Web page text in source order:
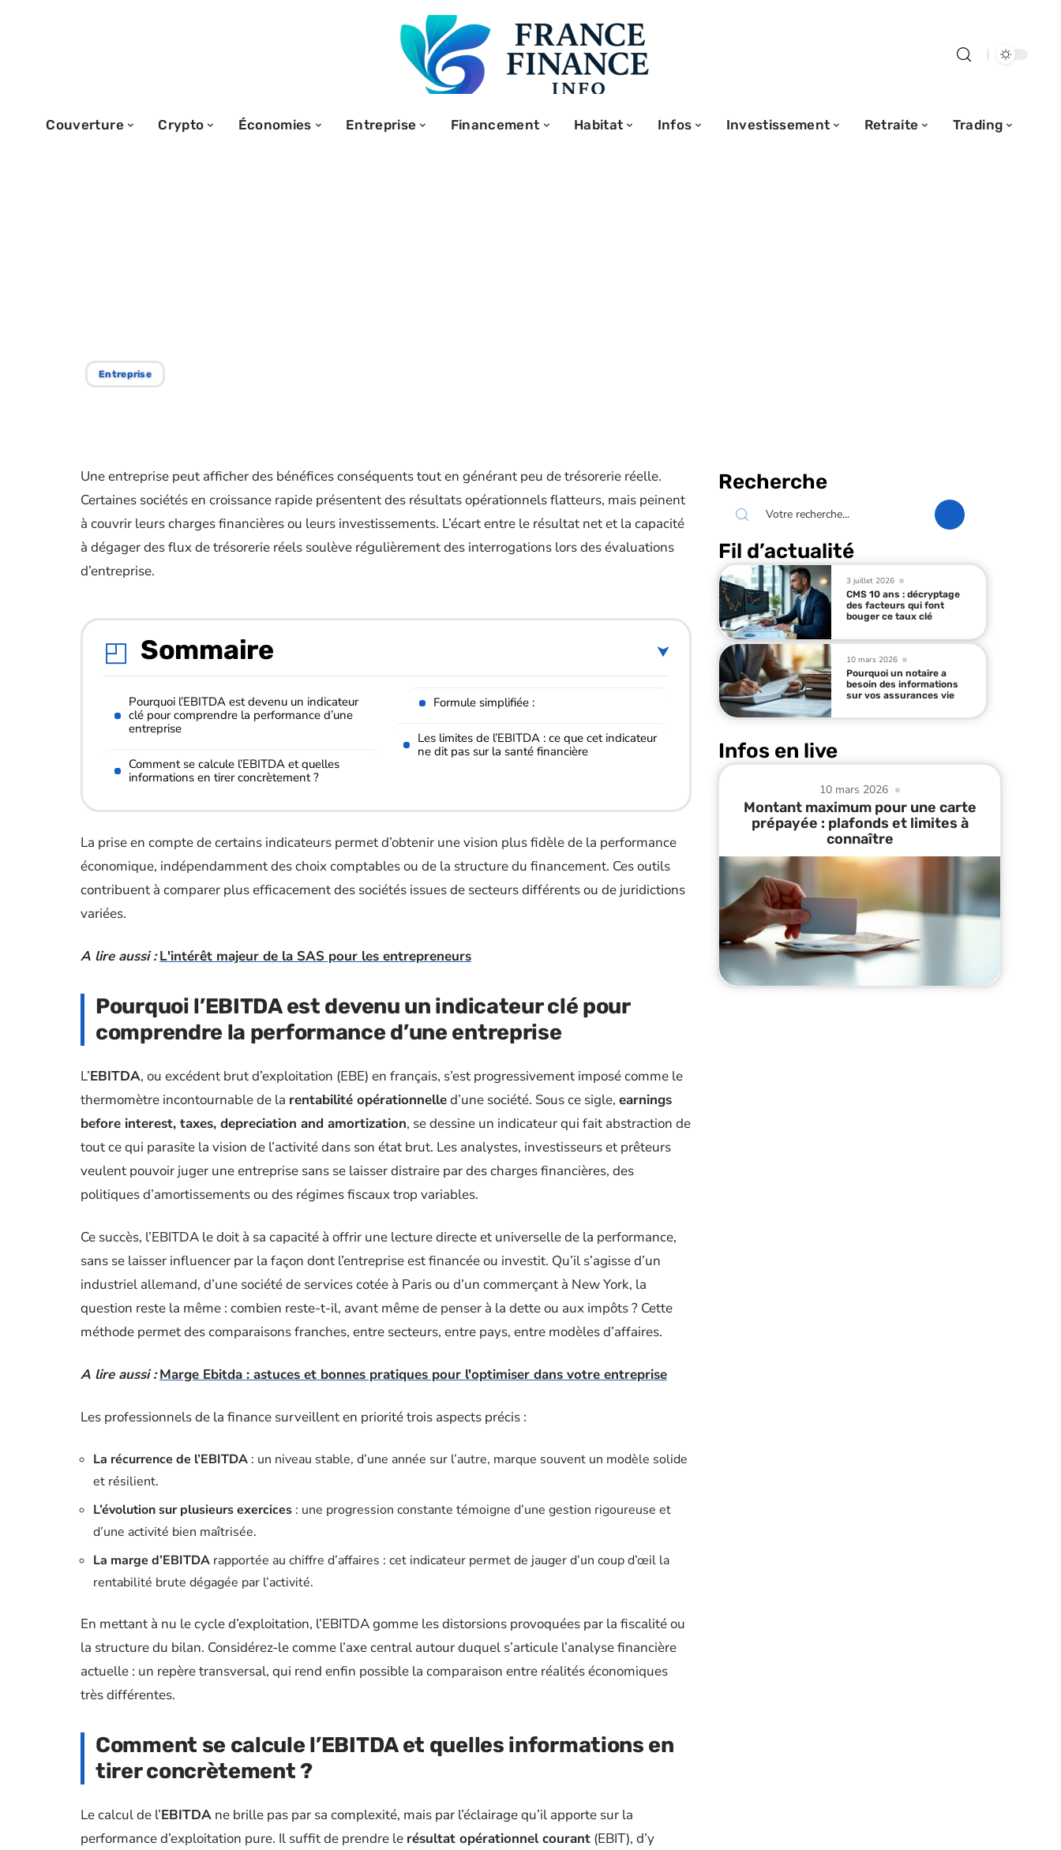
Couverture Crypto Économies Entreprise Financement Habitat Infos Investissement Retraite Trading
Entreprise
Une entreprise peut afficher des bénéfices conséquents tout en générant peu de trésorerie réelle.
Certaines sociétés en croissance rapide présentent des résultats opérationnels flatteurs, mais peinent
à couvrir leurs charges financières ou leurs investissements. L’écart entre le résultat net et la capacité
à dégager des flux de trésorerie réels soulève régulièrement des interrogations lors des évaluations
d’entreprise.
Sommaire
Pourquoi l’EBITDA est devenu un indicateur
clé pour comprendre la performance d’une
entreprise
Comment se calcule l’EBITDA et quelles
informations en tirer concrètement ?
Formule simplifiée :
Les limites de l’EBITDA : ce que cet indicateur
ne dit pas sur la santé financière
La prise en compte de certains indicateurs permet d’obtenir une vision plus fidèle de la performance
économique, indépendamment des choix comptables ou de la structure du financement. Ces outils
contribuent à comparer plus efficacement des sociétés issues de secteurs différents ou de juridictions
variées.
A lire aussi : L'intérêt majeur de la SAS pour les entrepreneurs
Pourquoi l’EBITDA est devenu un indicateur clé pour
comprendre la performance d’une entreprise
L’EBITDA, ou excédent brut d’exploitation (EBE) en français, s’est progressivement imposé comme le
thermomètre incontournable de la rentabilité opérationnelled’une société. Sous ce sigle, earnings
before interest, taxes, depreciation and amortization, se dessine un indicateur qui fait abstraction de
tout ce qui parasite la vision de l’activité dans son état brut. Les analystes, investisseurs et prêteurs
veulent pouvoir juger une entreprise sans se laisser distraire par des charges financières, des
politiques d’amortissements ou des régimes fiscaux trop variables.
Ce succès, l’EBITDA le doit à sa capacité à offrir une lecture directe et universelle de la performance,
sans se laisser influencer par la façon dont l’entreprise est financée ou investit. Qu’il s’agisse d’un
industriel allemand, d’une société de services cotée à Paris ou d’un commerçant à New York, la
question reste la même : combien reste-t-il, avant même de penser à la dette ou aux impôts ? Cette
méthode permet des comparaisons franches, entre secteurs, entre pays, entre modèles d’affaires.
A lire aussi : Marge Ebitda : astuces et bonnes pratiques pour l'optimiser dans votre entreprise
Les professionnels de la finance surveillent en priorité trois aspects précis :
La récurrence de l’EBITDA : un niveau stable, d’une année sur l’autre, marque souvent un modèle solide
et résilient.
L’évolution sur plusieurs exercices : une progression constante témoigne d’une gestion rigoureuse et
d’une activité bien maîtrisée.
La marge d’EBITDA rapportée au chiffre d’affaires : cet indicateur permet de jauger d’un coup d’œil la
rentabilité brute dégagée par l’activité.
En mettant à nu le cycle d’exploitation, l’EBITDA gomme les distorsions provoquées par la fiscalité ou
la structure du bilan. Considérez-le comme l’axe central autour duquel s’articule l’analyse financière
actuelle : un repère transversal, qui rend enfin possible la comparaison entre réalités économiques
très différentes.
Comment se calcule l’EBITDA et quelles informations en
tirer concrètement ?
Le calcul de l’EBITDA ne brille pas par sa complexité, mais par l’éclairage qu’il apporte sur la
performance d’exploitation pure. Il suffit de prendre le résultat opérationnel courant (EBIT), d’y
Recherche
Fil d’actualité
3 juillet 2026
CMS 10 ans : décryptage
des facteurs qui font
bouger ce taux clé
10 mars 2026
Pourquoi un notaire a
besoin des informations
sur vos assurances vie
Infos en live
10 mars 2026
Montant maximum pour une carte
prépayée : plafonds et limites à
connaître